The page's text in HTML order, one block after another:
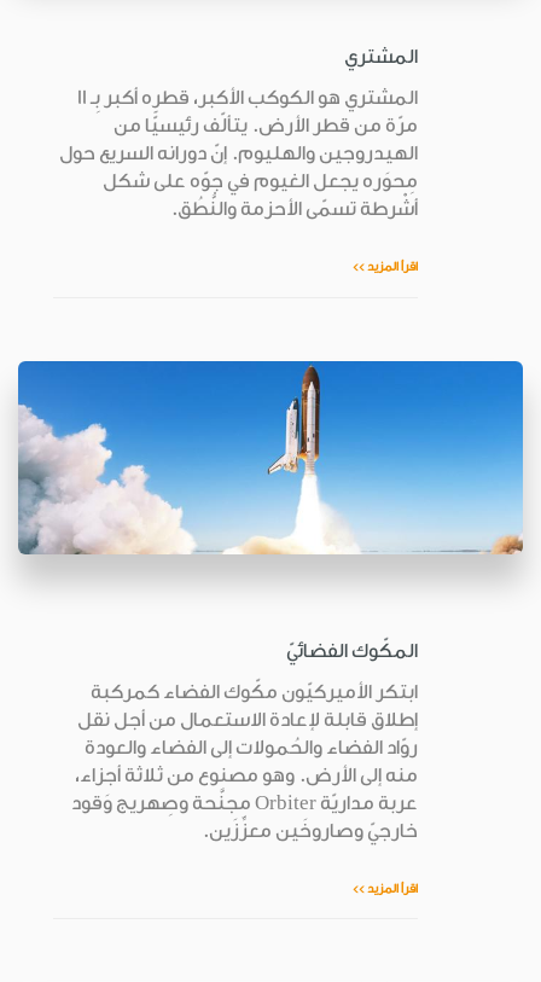
المشتري
المشتري هو الكوكب الأكبر، قطره أكبر بِـ 11
مرّة من قطر الأرض. يتألّف رئيسيًّا من
الهيدروجين والهليوم. إنّ دورانه السريع حول
مِحوَره يجعل الغيوم في جوّه على شكل
أشْرطة تسمّى الأحزمة والنُّطُق.
اقرأ المزيد >>
المكّوك الفضائيّ
ابتكر الأميركيّون مكّوك الفضاء كمركبة
إطلاق قابلة لإعادة الاستعمال من أجل نقل
روّاد الفضاء والحُمولات إلى الفضاء والعودة
منه إلى الأرض. وهو مصنوع من ثلاثة أجزاء،
عربة مداريّة Orbiter مجنَّحة وصِهريج وَقود
خارجيّ وصاروخَين معزِّزَين.
اقرأ المزيد >>